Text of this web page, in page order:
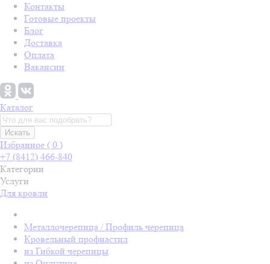
Контакты
Готовые проекты
Блог
Доставка
Оплата
Вакансии
Каталог
Искать
Избранное ( 0 )
+7 (8412) 466-840
Категории
Услуги
Для кровли
Металлочерепица / Профиль черепица
Кровельный профнастил
из Гибкой черепицы